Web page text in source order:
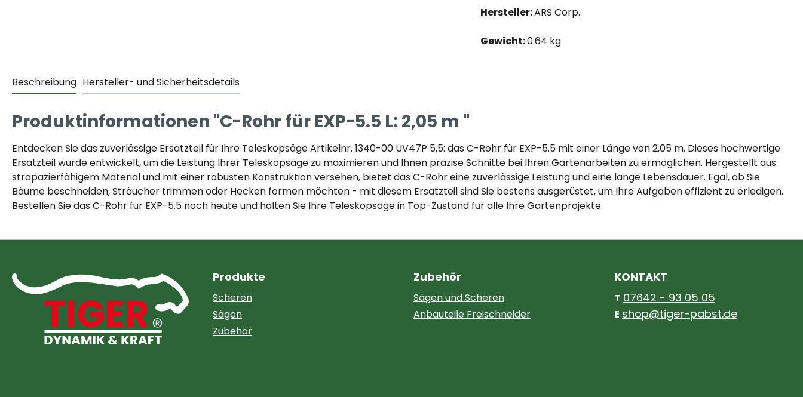
Hersteller:ARS Corp.
Gewicht:0.64 kg
Beschreibung Hersteller- und Sicherheitsdetails
Produktinformationen "C-Rohr für EXP-5.5 L: 2,05 m "
Entdecken Sie das zuverlässige Ersatzteil für Ihre Teleskopsäge Artikelnr. 1340-00 UV47P 5,5: das C-Rohr für EXP-5.5 mit einer Länge von 2,05 m. Dieses hochwertige
Ersatzteil wurde entwickelt, um die Leistung Ihrer Teleskopsäge zu maximieren und Ihnen präzise Schnitte bei Ihren Gartenarbeiten zu ermöglichen. Hergestellt aus
strapazierfähigem Material und mit einer robusten Konstruktion versehen, bietet das C-Rohr eine zuverlässige Leistung und eine lange Lebensdauer. Egal, ob Sie
Bäume beschneiden, Sträucher trimmen oder Hecken formen möchten - mit diesem Ersatzteil sind Sie bestens ausgerüstet, um Ihre Aufgaben effizient zu erledigen.
Bestellen Sie das C-Rohr für EXP-5.5 noch heute und halten Sie Ihre Teleskopsäge in Top-Zustand für alle Ihre Gartenprojekte.
Produkte
Scheren
Sägen
Zubehör
Zubehör
Sägen und Scheren
Anbauteile Freischneider
KONTAKT
T 07642 - 93 05 05
E shop@tiger-pabst.de